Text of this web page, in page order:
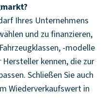
Ihres Unternehmens
und zu finanzieren,
-modelle
kennen, die zur
Schließen Sie auch
Wiederverkaufswert in